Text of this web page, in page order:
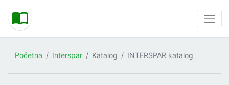
Početna Interspar Katalog INTERSPAR katalog